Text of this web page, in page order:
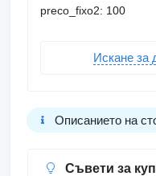
preco_fixo2: 100
Искане за
Описанието на
Съвети за